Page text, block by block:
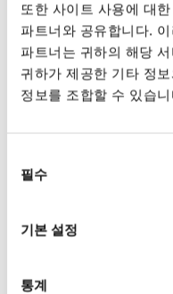
또한 사이트 사용에 대
파트너와 공유합니다.
파트너는 귀하의 해당
귀하가 제공한 기타 정
정보를 조합할 수 있습니
선택
필수
기본 설정
통계